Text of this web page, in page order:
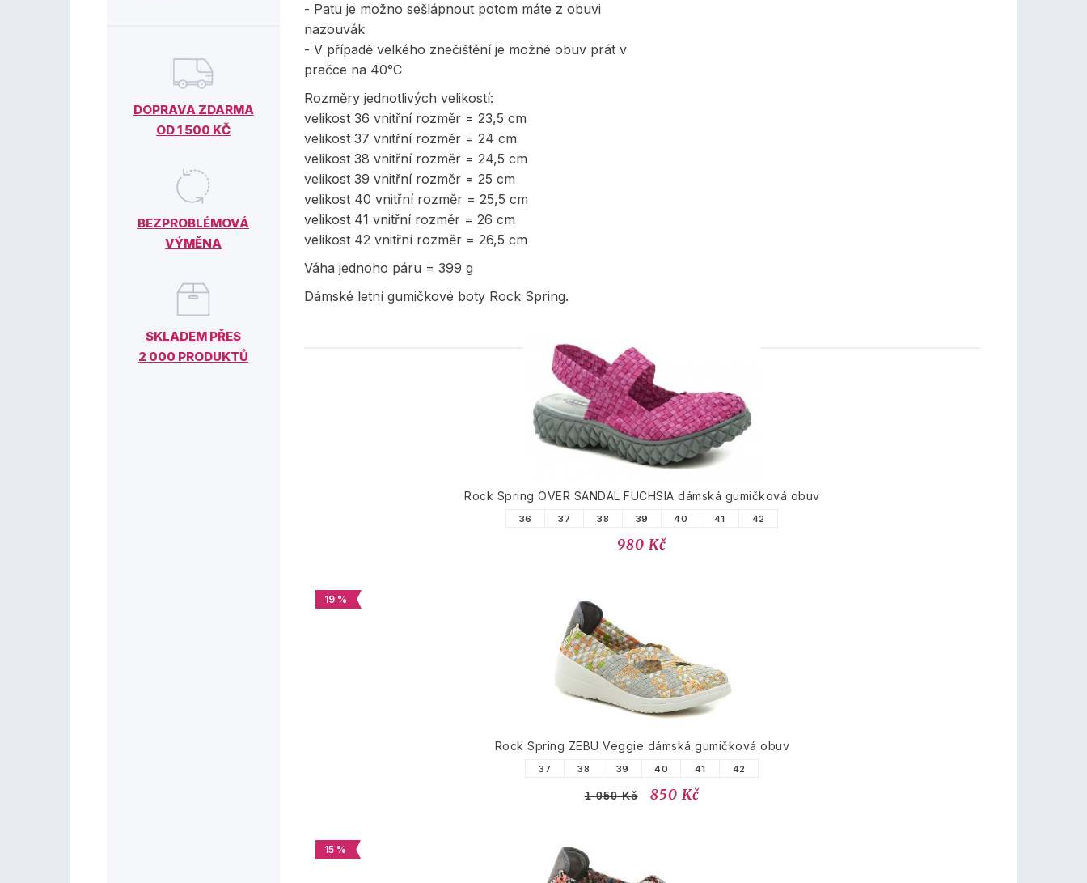
DOPRAVA ZDARMA
OD 1 500 KČ
BEZPROBLÉMOVÁ
VÝMĚNA
SKLADEM PŘES
2 000 PRODUKTŮ
- Patu je možno sešlápnout potom máte z obuvi
nazouvák
- V případě velkého znečištění je možné obuv prát v
pračce na 40°C
Rozměry jednotlivých velikostí:
velikost 36 vnitřní rozměr = 23,5 cm
velikost 37 vnitřní rozměr = 24 cm
velikost 38 vnitřní rozměr = 24,5 cm
velikost 39 vnitřní rozměr = 25 cm
velikost 40 vnitřní rozměr = 25,5 cm
velikost 41 vnitřní rozměr = 26 cm
velikost 42 vnitřní rozměr = 26,5 cm
Váha jednoho páru = 399 g
Dámské letní gumičkové boty Rock Spring.
PODOBNÉ PRODUKTY
Rock Spring OVER SANDAL FUCHSIA dámská gumičková obuv
36 37 38 39 40 41 42
980 Kč
19 %
Rock Spring ZEBU Veggie dámská gumičková obuv
37 38 39 40 41 42
1 050 Kč 850 Kč
15 %